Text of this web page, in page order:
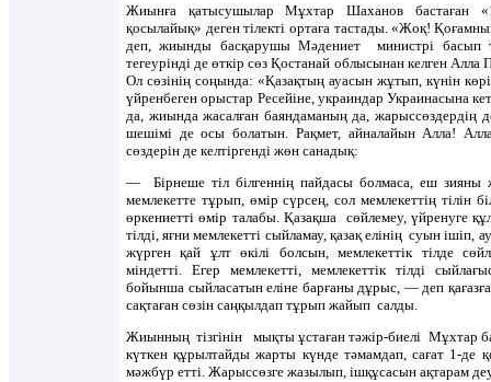
Жиынға қатысушылар Мұхтар Шаханов бастаған
қосылайық» деген тілекті ортаға тастады. «Жоқ!
деп, жиынды басқарушы Мәдениет министрі басып
тегеурінді де өткір сөз Қостанай облысынан келген Алла
Ол сөзінің соңында: «Қазақтың ауасын жұтып, күнін
үйренбеген орыстар Ресейіне, украиндар Украинасына
да, жиында жасалған баяндаманың да, жарыссөздердің
шешімі де осы болатын. Рақмет, айналайын Алла!
сөздерін де келтіргенді жөн санадық:
— Бірнеше тіл білгеннің пайдасы болмаса, еш
мемлекетте тұрып, өмір сүрсең, сол мемлекеттің тілін
өркениетті өмір талабы. Қазақша сөйлемеу, үйренуге
тілді, яғни мемлекетті сыйламау, қазақ елінің суын
жүрген қай ұлт өкілі болсын, мемлекеттік тілде
міндетті. Егер мемлекетті, мемлекеттік тілді
бойынша сыйласатын еліне барғаны дұрыс, — деп қағазға
сақтаған сөзін саңқылдап тұрып жайып салды.
Жиынның тізгінін мықты ұстаған тәжір-биелі Мұхтар
күткен құрылтайды жарты күнде тәмамдап, сағат 1-де
мәжбүр етті. Жарыссөзге жазылып, ішқұсасын ақтарам